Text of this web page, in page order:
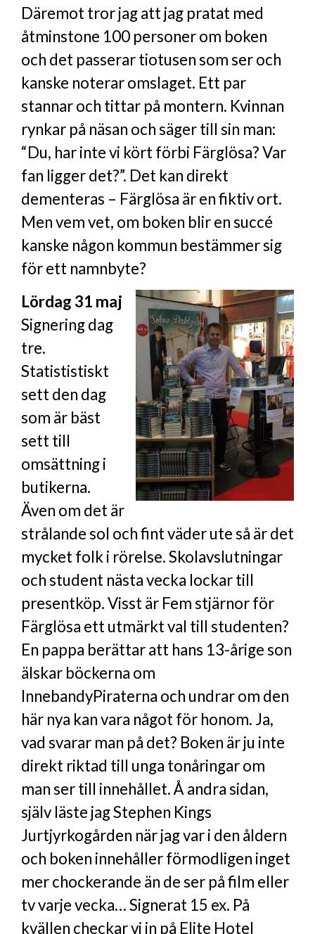
Däremot tror jag att jag pratat med
åtminstone 100 personer om boken
och det passerar tiotusen som ser och
kanske noterar omslaget. Ett par
stannar och tittar på montern. Kvinnan
rynkar på näsan och säger till sin man:
“Du, har inte vi kört förbi Färglösa? Var
fan ligger det?”. Det kan direkt
dementeras – Färglösa är en fiktiv ort.
Men vem vet, om boken blir en succé
kanske någon kommun bestämmer sig
för ett namnbyte?
Lördag 31 maj
Signering dag
tre.
Statististiskt
sett den dag
som är bäst
sett till
omsättning i
butikerna.
Även om det är
strålande sol och fint väder ute så är det
mycket folk i rörelse. Skolavslutningar
och student nästa vecka lockar till
presentköp. Visst är Fem stjärnor för
Färglösa ett utmärkt val till studenten?
En pappa berättar att hans 13-årige son
älskar böckerna om
InnebandyPiraterna och undrar om den
här nya kan vara något för honom. Ja,
vad svarar man på det? Boken är ju inte
direkt riktad till unga tonåringar om
man ser till innehållet. Å andra sidan,
själv läste jag Stephen Kings
Jurtjyrkogården när jag var i den åldern
och boken innehåller förmodligen inget
mer chockerande än de ser på film eller
tv varje vecka… Signerat 15 ex. På
kvällen checkar vi in på Elite Hotel